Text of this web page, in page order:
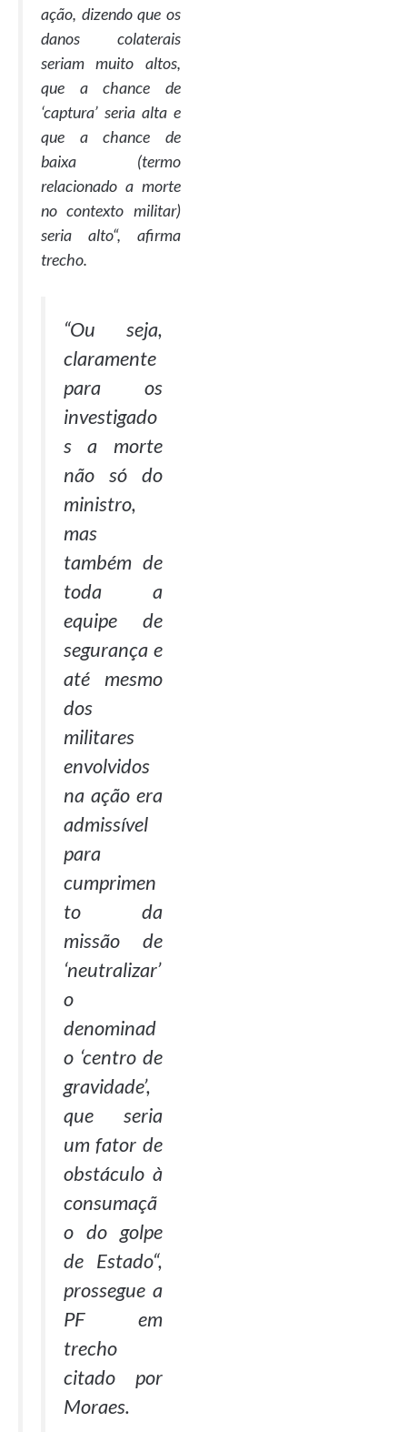
ação, dizendo que os
danos colaterais
seriam muito altos,
que a chance de
‘captura’ seria alta e
que a chance de
baixa (termo
relacionado a morte
no contexto militar)
seria alto“, afirma
trecho.
“Ou seja,
claramente
para os
investigado
s a morte
não só do
ministro,
mas
também de
toda a
equipe de
segurança e
até mesmo
dos
militares
envolvidos
na ação era
admissível
para
cumprimen
to da
missão de
‘neutralizar’
o
denominad
o ‘centro de
gravidade’,
que seria
um fator de
obstáculo à
consumaçã
o do golpe
de Estado“,
prossegue a
PF em
trecho
citado por
Moraes.